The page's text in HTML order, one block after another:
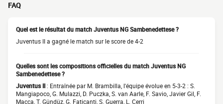
FAQ
Quel est le résultat du match Juventus NG Sambenedettese ?
Juventus II a gagné le match sur le score de 4-2
Quelles sont les compositions officielles du match Juventus NG
Sambenedettese ?
Juventus II : Entraînée par M. Brambilla, l'équipe évolue en 5-3-2 : S.
Mangiapoco, G. Mulazzi, D. Puczka, S. van Aarle, F. Savio, Javier Gil, F.
Macca, T. Gündüz, G. Faticanti, S. Guerra, L. Cerri